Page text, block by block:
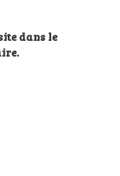
dans le